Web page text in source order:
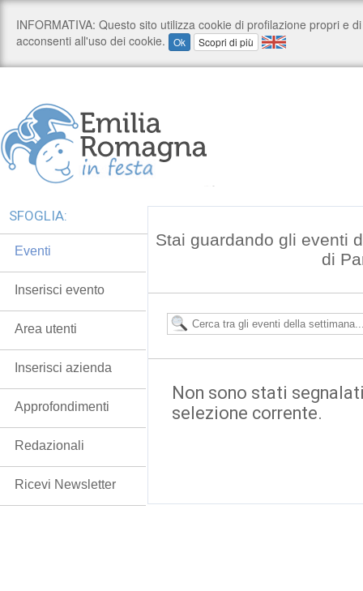
Stai guardando gli eventi
di
Non sono stati
selezione corrente.
SFOGLIA:
Eventi
Inserisci evento
Area utenti
Inserisci azienda
Approfondimenti
Redazionali
Ricevi Newsletter